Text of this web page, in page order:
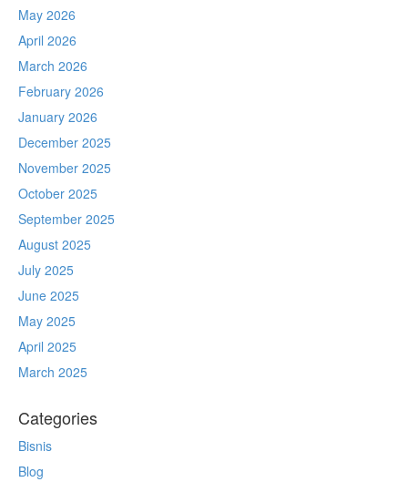
May 2026
April 2026
March 2026
February 2026
January 2026
December 2025
November 2025
October 2025
September 2025
August 2025
July 2025
June 2025
May 2025
April 2025
March 2025
Categories
Bisnis
Blog